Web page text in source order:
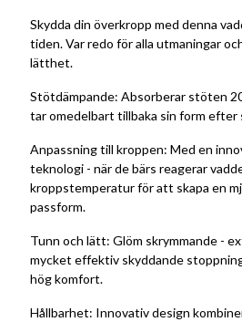
Skydda din överkropp med denna
tiden. Var redo för alla utmaningar
lätthet.
Stötdämpande: Absorberar stöten
tar omedelbart tillbaka sin form
Anpassning till kroppen: Med en
teknologi - när de bärs reagerar
kroppstemperatur för att skapa en
passform.
Tunn och lätt: Glöm skrymmande -
mycket effektiv skyddande
hög komfort.
Hållbarhet: Innovativ design